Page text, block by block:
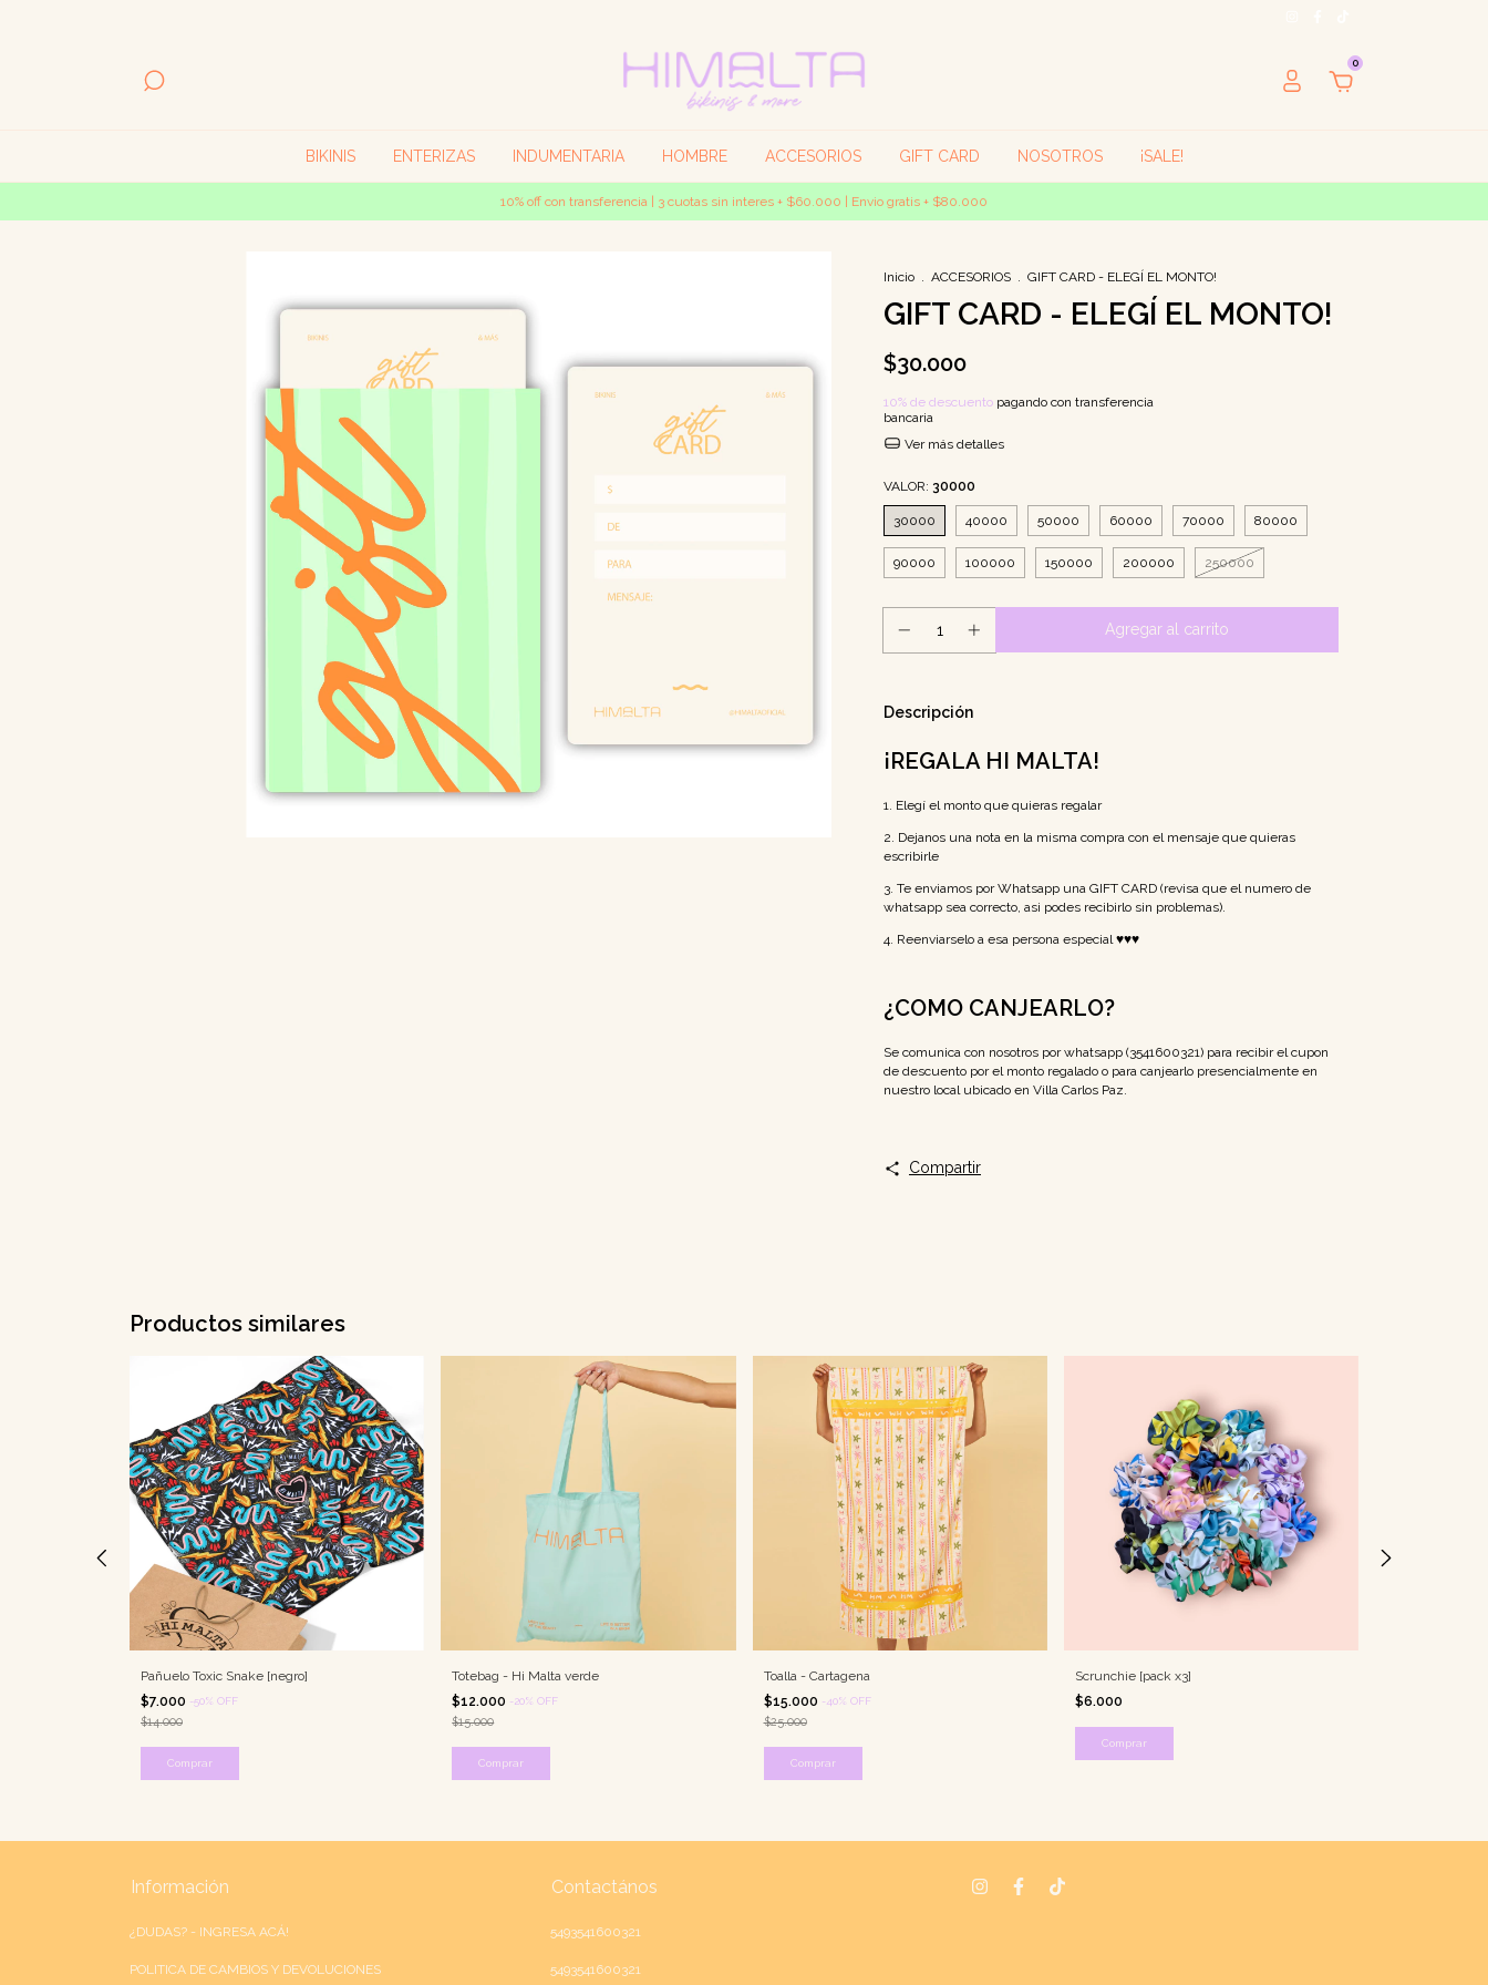
0
BIKINIS ENTERIZAS INDUMENTARIA HOMBRE ACCESORIOS GIFT CARD NOSOTROS ¡SALE!
10% off con transferencia | 3 cuotas sin interes + $60.000 | Envio gratis + $80.000
Inicio . ACCESORIOS . GIFT CARD - ELEGÍ EL MONTO!
GIFT CARD - ELEGÍ EL MONTO!
$30.000
10% de descuento pagando con transferencia
bancaria
Ver más detalles
VALOR: 30000
30000 40000 50000 60000 70000 80000
90000 100000 150000 200000 250000
Descripción
¡REGALA HI MALTA!
1. Elegí el monto que quieras regalar
2. Dejanos una nota en la misma compra con el mensaje que quieras
escribirle
3. Te enviamos por Whatsapp una GIFT CARD (revisa que el numero de
whatsapp sea correcto, asi podes recibirlo sin problemas).
4. Reenviarselo a esa persona especial ♥♥♥
¿COMO CANJEARLO?
Se comunica con nosotros por whatsapp (3541600321) para recibir el cupon
de descuento por el monto regalado o para canjearlo presencialmente en
nuestro local ubicado en Villa Carlos Paz.
Compartir
Productos similares
Pañuelo Toxic Snake [negro]
$7.000 -50% OFF
$14.000
Comprar
Totebag - Hi Malta verde
$12.000 -20%OFF
$15.000
Comprar
Toalla - Cartagena
$15.000 -40% OFF
$25.000
Comprar
Scrunchie [pack x3]
$6.000
Información
¿DUDAS? - INGRESA ACÁ!
POLITICA DE CAMBIOS Y DEVOLUCIONES
Contactános
5493541600321
5493541600321